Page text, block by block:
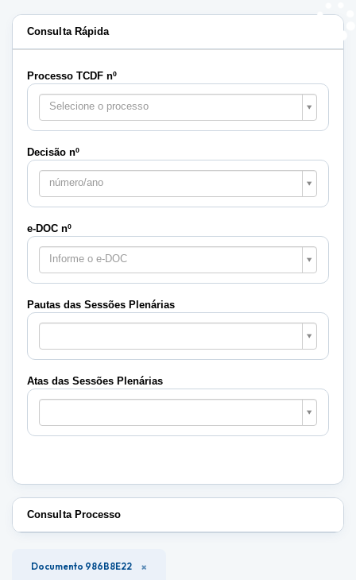
Consulta Rápida
Processo TCDF nº
Selecione o processo
Decisão nº
número/ano
e-DOC nº
Informe o e-DOC
Pautas das Sessões Plenárias
Pautas
Sessões
Plenárias
Atas das Sessões Plenárias
Atas
Sessões
Plenárias
Consulta Processo
Documento 986B8E22